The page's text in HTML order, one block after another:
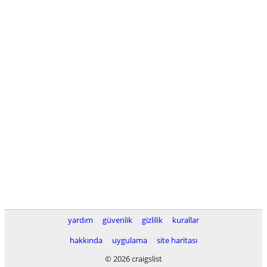
yardım güvenlik gizlilik
kurallar
hakkında
uygulama
site haritası
© 2026 craigslist